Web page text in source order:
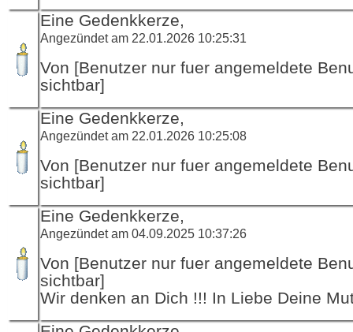
Eine Gedenkkerze,
Angezündet am 22.01.2026 10:25:31
Von [Benutzer nur fuer angemeldete
sichtbar]
Eine Gedenkkerze,
Angezündet am 22.01.2026 10:25:08
Von [Benutzer nur fuer angemeldete
sichtbar]
Eine Gedenkkerze,
Angezündet am 04.09.2025 10:37:26
Von [Benutzer nur fuer angemeldete
sichtbar]
Wir denken an Dich !!! In Liebe Deine